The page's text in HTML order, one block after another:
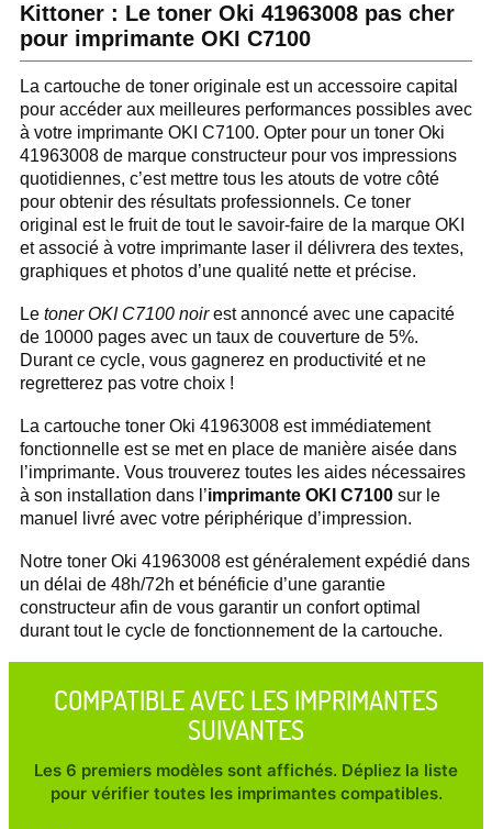
Kittoner : Le toner Oki 41963008 pas cher
pour imprimante OKI C7100
La cartouche de toner originale est un accessoire capital
pour accéder aux meilleures performances possibles avec
à votre imprimante OKI C7100. Opter pour un toner Oki
41963008 de marque constructeur pour vos impressions
quotidiennes, c’est mettre tous les atouts de votre côté
pour obtenir des résultats professionnels. Ce toner
original est le fruit de tout le savoir-faire de la marque OKI
et associé à votre imprimante laser il délivrera des textes,
graphiques et photos d’une qualité nette et précise.
Le toner OKI C7100 noirest annoncé avec une capacité
de 10000 pages avec un taux de couverture de 5%.
Durant ce cycle, vous gagnerez en productivité et ne
regretterez pas votre choix !
La cartouche toner Oki 41963008 est immédiatement
fonctionnelle est se met en place de manière aisée dans
l’imprimante. Vous trouverez toutes les aides nécessaires
à son installation dans l’imprimante OKI C7100 sur le
manuel livré avec votre périphérique d’impression.
Notre toner Oki 41963008 est généralement expédié dans
un délai de 48h/72h et bénéficie d’une garantie
constructeur afin de vous garantir un confort optimal
durant tout le cycle de fonctionnement de la cartouche.
COMPATIBLE AVEC LES IMPRIMANTES
SUIVANTES
Les 6 premiers modèles sont affichés. Dépliez la liste
pour vérifier toutes les imprimantes compatibles.